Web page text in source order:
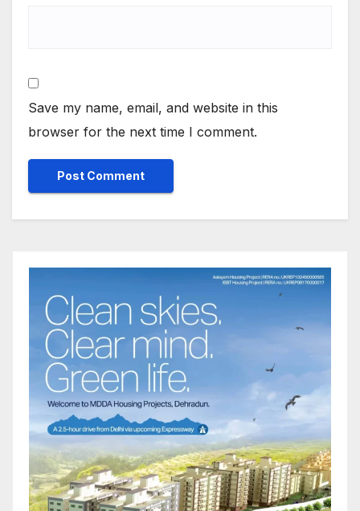
Save my name, email, and website in this
browser for the next time I comment.